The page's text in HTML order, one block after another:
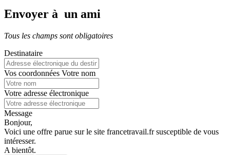
Envoyer à un ami
Tous les champs sont obligatoires
Destinataire
Vos coordonnées Votre nom
Votre adresse électronique
Message
Bonjour,
Voici une offre parue sur le site francetravail.fr susceptible de vous
intéresser.
A bientôt.